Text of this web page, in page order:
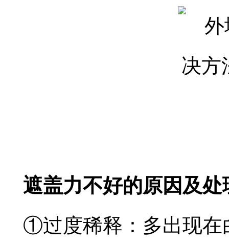
遮盖力不好的原因及
①过度稀释：多出现在